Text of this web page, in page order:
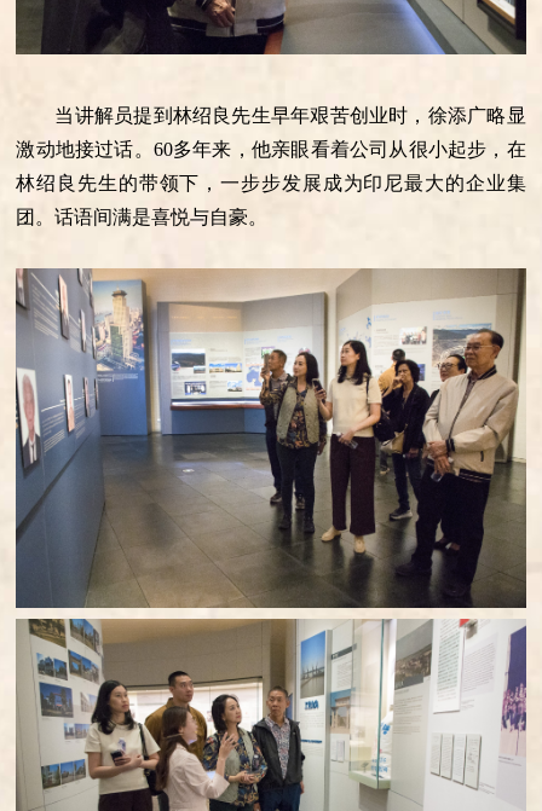
当讲解员提到林绍良先生早年艰苦创业时，徐添广略显
激动地接过话。60多年来，他亲眼看着公司从很小起步，在
林绍良先生的带领下，一步步发展成为印尼最大的企业集
团。话语间满是喜悦与自豪。